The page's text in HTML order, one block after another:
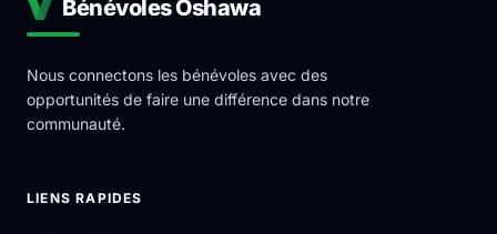
Bénévoles Oshawa
Nous connectons les bénévoles avec des
opportunités de faire une différence dans notre
communauté.
LIENS RAPIDES